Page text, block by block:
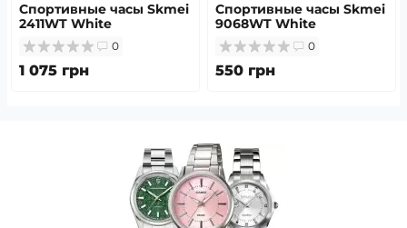
Спортивные часы Skmei
2411WT White
0
1 075 грн
Спортивные часы Skmei
9068WT White
0
550 грн